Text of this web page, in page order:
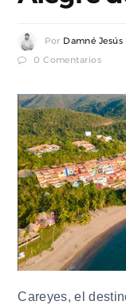
Por Damné
0 Comentarios
Careyes, el